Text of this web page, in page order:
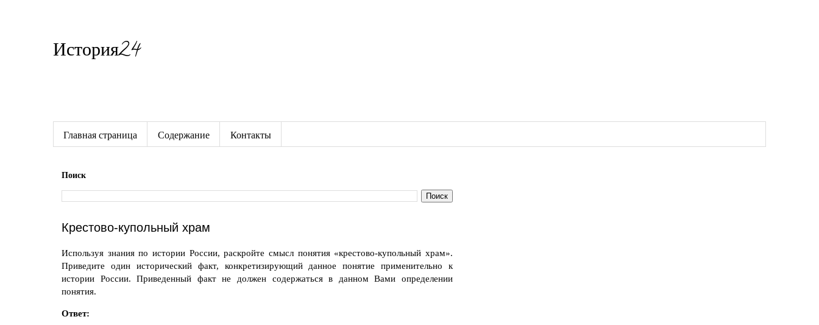
История24
Главная страница Содержание Контакты
Поиск
Крестово-купольный храм
Используя знания по истории России, раскройте смысл понятия «крестово-купольный храм».
Приведите один исторический факт, конкретизирующий данное понятие применительно к
истории России. Приведенный факт не должен содержаться в данном Вами определении
понятия.
Ответ: